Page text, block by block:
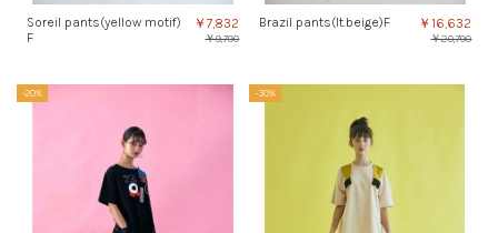
Soreil pants(yellow motif)
F
￥7,832
￥9,790
Brazil pants(lt.beige)F ￥16,632
￥20,790
-20% -30%